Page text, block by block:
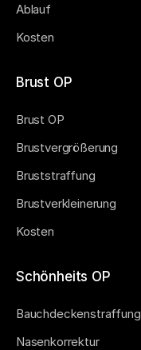
Ablauf
Kosten
Brust OP
Brust OP
Brustvergrößerung
Bruststraffung
Brustverkleinerung
Kosten
Schönheits OP
Bauchdeckenstraffung
Nasenkorrektur